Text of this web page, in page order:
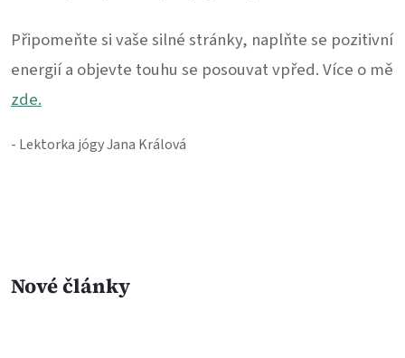
Připomeňte si vaše silné stránky, naplňte se pozitivní
energií a objevte touhu se posouvat vpřed. Více o mě
zde.
- Lektorka jógy Jana Králová
Nové články